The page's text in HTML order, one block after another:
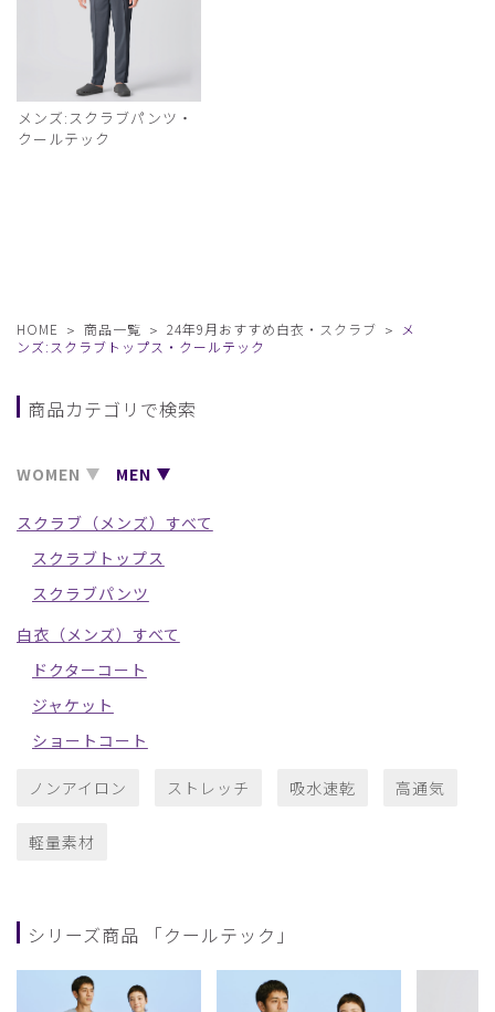
メンズ:スクラブパンツ・
クールテック
HOME 商品一覧 24年9月おすすめ白衣・スクラブ
メ
ンズ:スクラブトップス・クールテック
商品カテゴリで検索
WOMEN MEN
スクラブ（メンズ）すべて
スクラブトップス
スクラブパンツ
白衣（メンズ）すべて
ドクターコート
ジャケット
ショートコート
ノンアイロン ストレッチ 吸水速乾 高通気
軽量素材
シリーズ商品 「クールテック」